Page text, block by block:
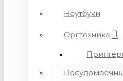
Ноутбуки
Оргтехника